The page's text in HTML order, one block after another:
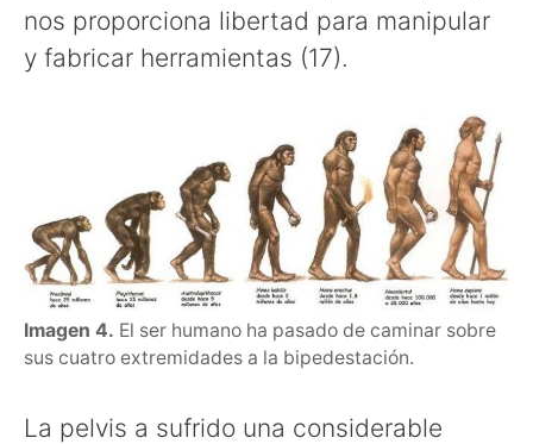
nos proporciona libertad para manipular
y fabricar herramientas (17).
Imagen 4. El ser humano ha pasado de caminar sobre
sus cuatro extremidades a la bipedestación.
La pelvis a sufrido una considerable